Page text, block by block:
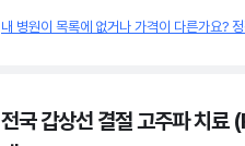
내 병원이 목록에 없거나 가격이 다른가요? 정
전국 갑상선 결절 고주파 치료